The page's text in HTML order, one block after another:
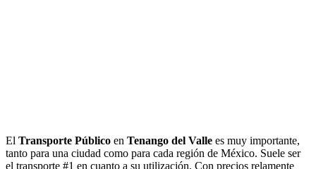
El Transporte Público en Tenango del Valle es muy importante,
tanto para una ciudad como para cada región de México. Suele ser
el transporte #1 en cuanto a su utilización. Con precios relamente